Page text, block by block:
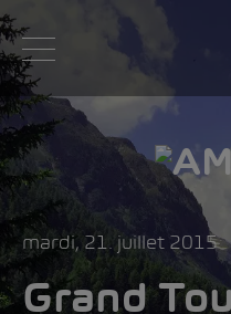
mardi, 21. juillet 2015
Grand